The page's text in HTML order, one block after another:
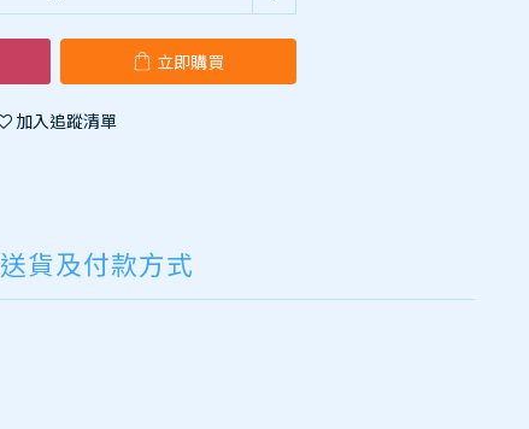
立即購買
加入追蹤清單
送貨及付款方式